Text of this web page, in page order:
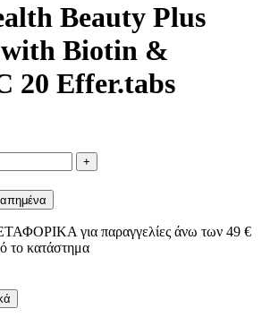
Beauty Plus
Biotin &
20 Effer.tabs
+
για παραγγελίες άνω των 49 €
το κατάστημα